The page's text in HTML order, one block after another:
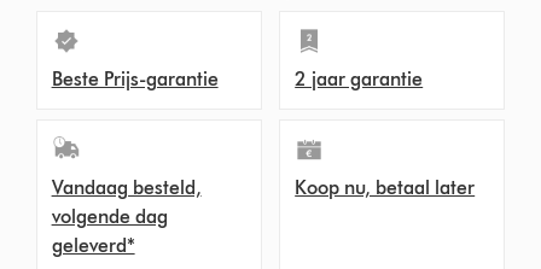
Beste Prijs-garantie 2 jaar garantie
Vandaag besteld,
volgende dag
geleverd*
Koop nu, betaal later